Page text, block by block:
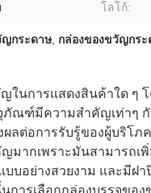
โลโก้:
ญกระดาษ, กล่องของขวัญกระ
นการแสดงสินค้าใด ๆ โ
ภัณฑ์มีความสําคัญเท่าๆ
ลต่อการรับรู้ของผู้บริโภ
มากเพราะมันสามารถ
อย่างสวยงาม และมีฝา